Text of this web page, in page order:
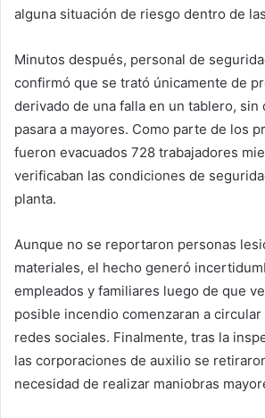
alguna situación de riesgo dentro de
Minutos después, personal de
confirmó que se trató únicamente de
derivado de una falla en un tablero, sin
pasara a mayores. Como parte de los
fueron evacuados 728 trabajadores
verificaban las condiciones de
planta.
Aunque no se reportaron personas
materiales, el hecho generó
empleados y familiares luego de que
posible incendio comenzaran a
redes sociales. Finalmente, tras la
las corporaciones de auxilio se
necesidad de realizar maniobras